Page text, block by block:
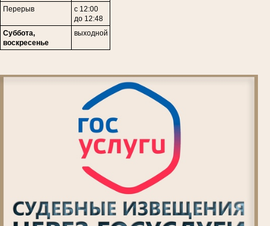
Перерыв
с 12:00
до 12:48
Суббота,
воскресенье
выходной